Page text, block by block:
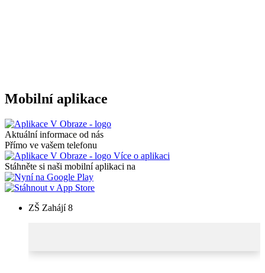
Mobilní aplikace
Aktuální informace od nás
Přímo ve vašem telefonu
Více o aplikaci
Stáhněte si naši mobilní aplikaci na
ZŠ Zahájí 8